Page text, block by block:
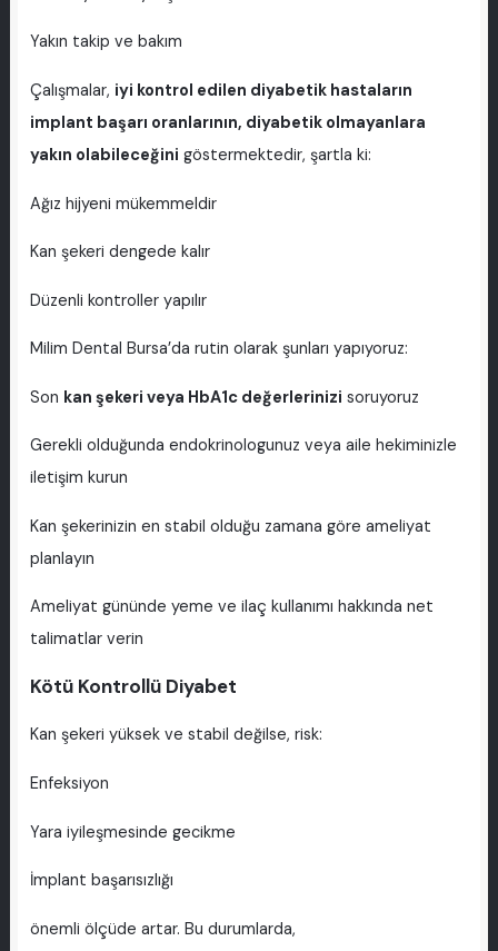
Yakın takip ve bakım
Çalışmalar, iyi kontrol edilen diyabetik hastaların
implant başarı oranlarının, diyabetik olmayanlara
yakın olabileceğini göstermektedir, şartla ki:
Ağız hijyeni mükemmeldir
Kan şekeri dengede kalır
Düzenli kontroller yapılır
Milim Dental Bursa’da rutin olarak şunları yapıyoruz:
Son kan şekeri veya HbA1c değerlerinizi soruyoruz
Gerekli olduğunda endokrinologunuz veya aile hekiminizle
iletişim kurun
Kan şekerinizin en stabil olduğu zamana göre ameliyat
planlayın
Ameliyat gününde yeme ve ilaç kullanımı hakkında net
talimatlar verin
Kötü Kontrollü Diyabet
Kan şekeri yüksek ve stabil değilse, risk:
Enfeksiyon
Yara iyileşmesinde gecikme
İmplant başarısızlığı
önemli ölçüde artar. Bu durumlarda,